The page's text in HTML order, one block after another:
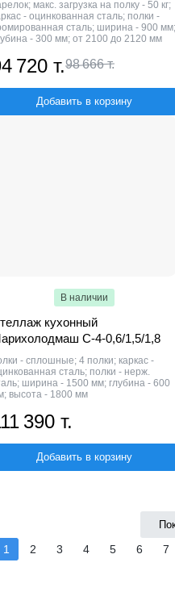
макс. загрузка на полку - 50 кг;
- оцинкованная сталь; полки -
сталь; ширина - 900 мм;
- 300 мм; от 2100 до 2120 мм
720 т.98 666 т.
Добавить в корзину
В наличии
кухонный
С-4-0,6/1,5/1,8
- сплошные; 4 полки; каркас -
сталь; полки - нерж.
ширина - 1500 мм; глубина - 600
высота - 1800 мм
390 т.
Добавить в корзину
1 2 3 4 5 6 7